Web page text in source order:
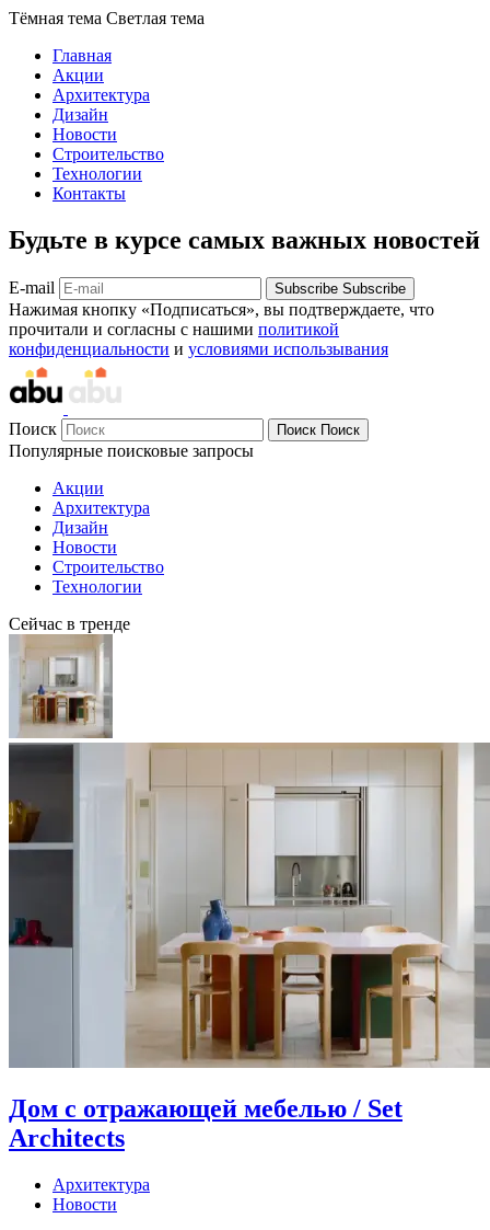
Тёмная тема Светлая тема
Главная
Акции
Архитектура
Дизайн
Новости
Строительство
Технологии
Контакты
Будьте в курсе самых важных новостей
E-mail Subscribe Subscribe
Нажимая кнопку «Подписаться», вы подтверждаете, что
прочитали и согласны с нашими политикой
конфиденциальности и условиями использывания
Поиск Поиск Поиск
Популярные поисковые запросы
Акции
Архитектура
Дизайн
Новости
Строительство
Технологии
Сейчас в тренде
Дом с отражающей мебелью / Set
Architects
Архитектура
Новости